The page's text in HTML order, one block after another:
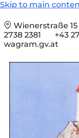
Skip to main
Wienerstraße 15
2738 2381
+43
wagram.gv.at